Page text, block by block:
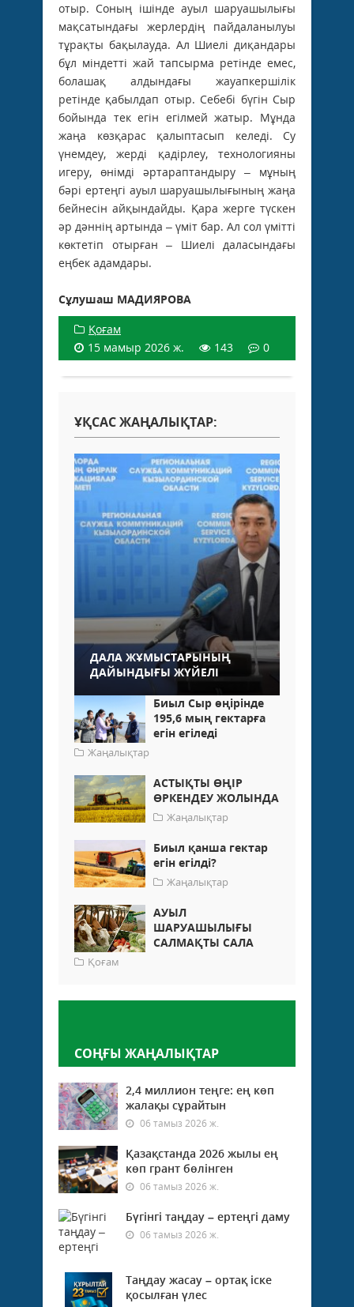
отыр. Соның ішінде ауыл шаруашылығы
мақсатындағы жерлердің пайдаланылуы
тұрақты бақылауда. Ал Шиелі диқандары
бұл міндетті жай тапсырма ретінде емес,
болашақ алдындағы жауапкершілік
ретінде қабылдап отыр. Себебі бүгін Сыр
бойында тек егін егілмей жатыр. Мұнда
жаңа көзқарас қалыптасып келеді. Су
үнемдеу, жерді қадірлеу, технологияны
игеру, өнімді әртараптандыру – мұның
бәрі ертеңгі ауыл шаруашылығының жаңа
бейнесін айқындайды. Қара жерге түскен
әр дәннің артында – үміт бар. Ал сол үмітті
көктетіп отырған – Шиелі даласындағы
еңбек адамдары.
Сұлушаш МАДИЯРОВА
Қоғам
15 мамыр 2026 ж.
143 0
ҰҚСАС ЖАҢАЛЫҚТАР:
ДАЛА ЖҰМЫСТАРЫНЫҢ
ДАЙЫНДЫҒЫ ЖҮЙЕЛІ
Биыл Сыр өңірінде
195,6 мың гектарға
егін егіледі
Жаңалықтар
АСТЫҚТЫ ӨҢІР
ӨРКЕНДЕУ ЖОЛЫНДА
Жаңалықтар
Биыл қанша гектар
егін егілді?
Жаңалықтар
АУЫЛ
ШАРУАШЫЛЫҒЫ
САЛМАҚТЫ САЛА
Қоғам
СОҢҒЫ ЖАҢАЛЫҚТАР
2,4 миллион теңге: ең көп
жалақы сұрайтын
06 тамыз 2026 ж.
Қазақстанда 2026 жылы ең
көп грант бөлінген
06 тамыз 2026 ж.
Бүгінгі таңдау – ертеңгі даму
06 тамыз 2026 ж.
Таңдау жасау – ортақ іске
қосылған үлес